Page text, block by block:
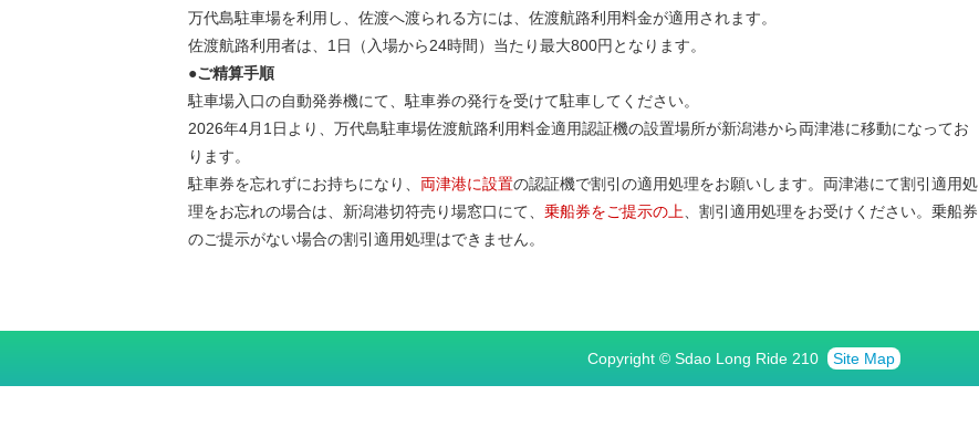
万代島駐車場を利用し、佐渡へ渡られる方には、佐渡航路利用料金が適用されます。
佐渡航路利用者は、1日（入場から24時間）当たり最大800円となります。
●ご精算手順
駐車場入口の自動発券機にて、駐車券の発行を受けて駐車してください。
2026年4月1日より、万代島駐車場佐渡航路利用料金適用認証機の設置場所が新潟港から両津港に移動になってお
ります。
駐車券を忘れずにお持ちになり、 両津港に設置の認証機で割引の適用処理をお願いします。両津港にて割引適用処
理をお忘れの場合は、新潟港切符売り場窓口にて、乗船券をご提示の上 、割引適用処理をお受けください。乗船券
のご提示がない場合の割引適用処理はできません。
Copyright © Sdao Long Ride 210 Site Map